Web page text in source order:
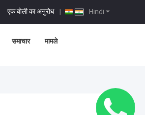
Hindi
एक बोली का अनुरोध |
समाचार मामले